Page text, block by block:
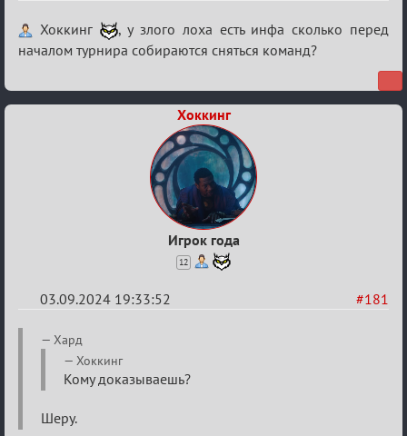
Re:
Waiting
Хоккинг
, у злого лоха есть инфа сколько перед
началом турнира собираются сняться команд?
Хоккинг
Игрок года
12
#181
03.09.2024 19:33:52
Re:
Waiting
Хард
Хоккинг
Кому доказываешь?
Шеру.